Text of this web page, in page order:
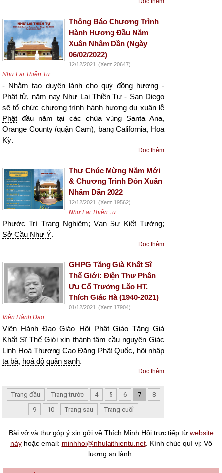
Thông Báo Chương Trình
Hành Hương Đầu Năm
Xuân Nhâm Dần (Ngày
06/02/2022)
12/12/2021 (Xem: 20647)
Như Lai Thiền Tự
- Nhằm tạo duyên lành cho quý đồng hương-
Phật tử, năm nay Như Lai ThiềnTự - San Diego
sẽ tổ chức chương trình hành hương du xuân lễ
Phật đầu năm tại các chùa vùng Santa Ana,
Orange County (quận Cam), bang California, Hoa
Kỳ.
Đọc thêm
Thư Chúc Mừng Năm Mới
& Chương Trình Đón Xuân
Nhâm Dần 2022
12/12/2021 (Xem: 19562)
Như Lai Thiền Tự
Phước Trí Trang Nghiêm;Vạn Sự Kiết Tường;
Sở Cầu Như Ý.
Đọc thêm
GHPG Tăng Già Khất Sĩ
Thế Giới: Điện Thư Phân
Ưu Cố Trưởng Lão HT.
Thích Giác Hà (1940-2021)
01/12/2021 (Xem: 17904)
Viện Hành Đạo
Viện Hành Đạo Giáo Hội Phật Giáo Tăng Già
Khất Sĩ Thế Giới xin thành tâm cầu nguyện Giác
Linh Hoà Thượng Cao Đăng Phật Quốc, hội nhập
ta bà, hoá độ quần sanh.
Đọc thêm
Trang đầu Trang trước 4 5 6 7
8
9
10 Trang sau Trang cuối
Bài vở và thư góp ý xin gởi về Thích Minh Hồi trực tiếp từ website
nàyhoặc email: minhhoi@nhulaithientu.net. Kính chúc quí vị: Vô
lượng an lành.